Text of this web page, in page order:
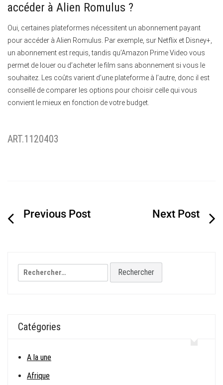
accéder à Alien Romulus ?
Oui, certaines plateformes nécessitent un abonnement payant
pour accéder à Alien Romulus. Par exemple, sur Netflix et Disney+,
un abonnement est requis, tandis qu’Amazon Prime Video vous
permet de louer ou d’acheter le film sans abonnement si vous le
souhaitez. Les coûts varient d’une plateforme à l’autre, donc il est
conseillé de comparer les options pour choisir celle qui vous
convient le mieux en fonction de votre budget.
ART.1120403
Navigation
Rechercher :
Catégories
A la une
Afrique